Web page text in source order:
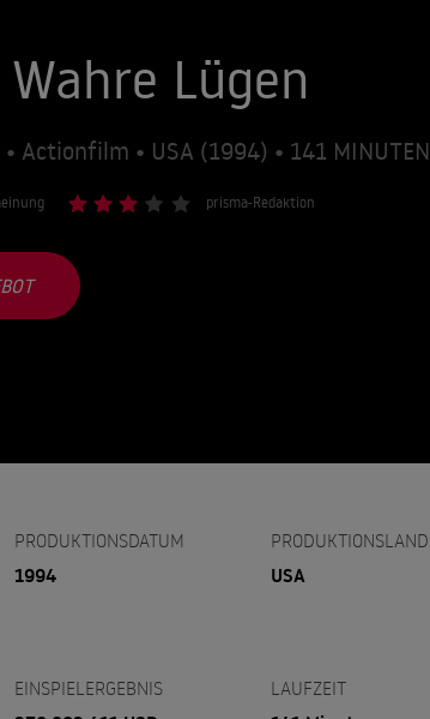
Lügen
• Actionfilm • USA (1994) • 141 MINUTEN
prisma-Redaktion
PRODUKTIONSDATUM
1994
PRODUKTIONSLAND
USA
EINSPIELERGEBNIS LAUFZEIT